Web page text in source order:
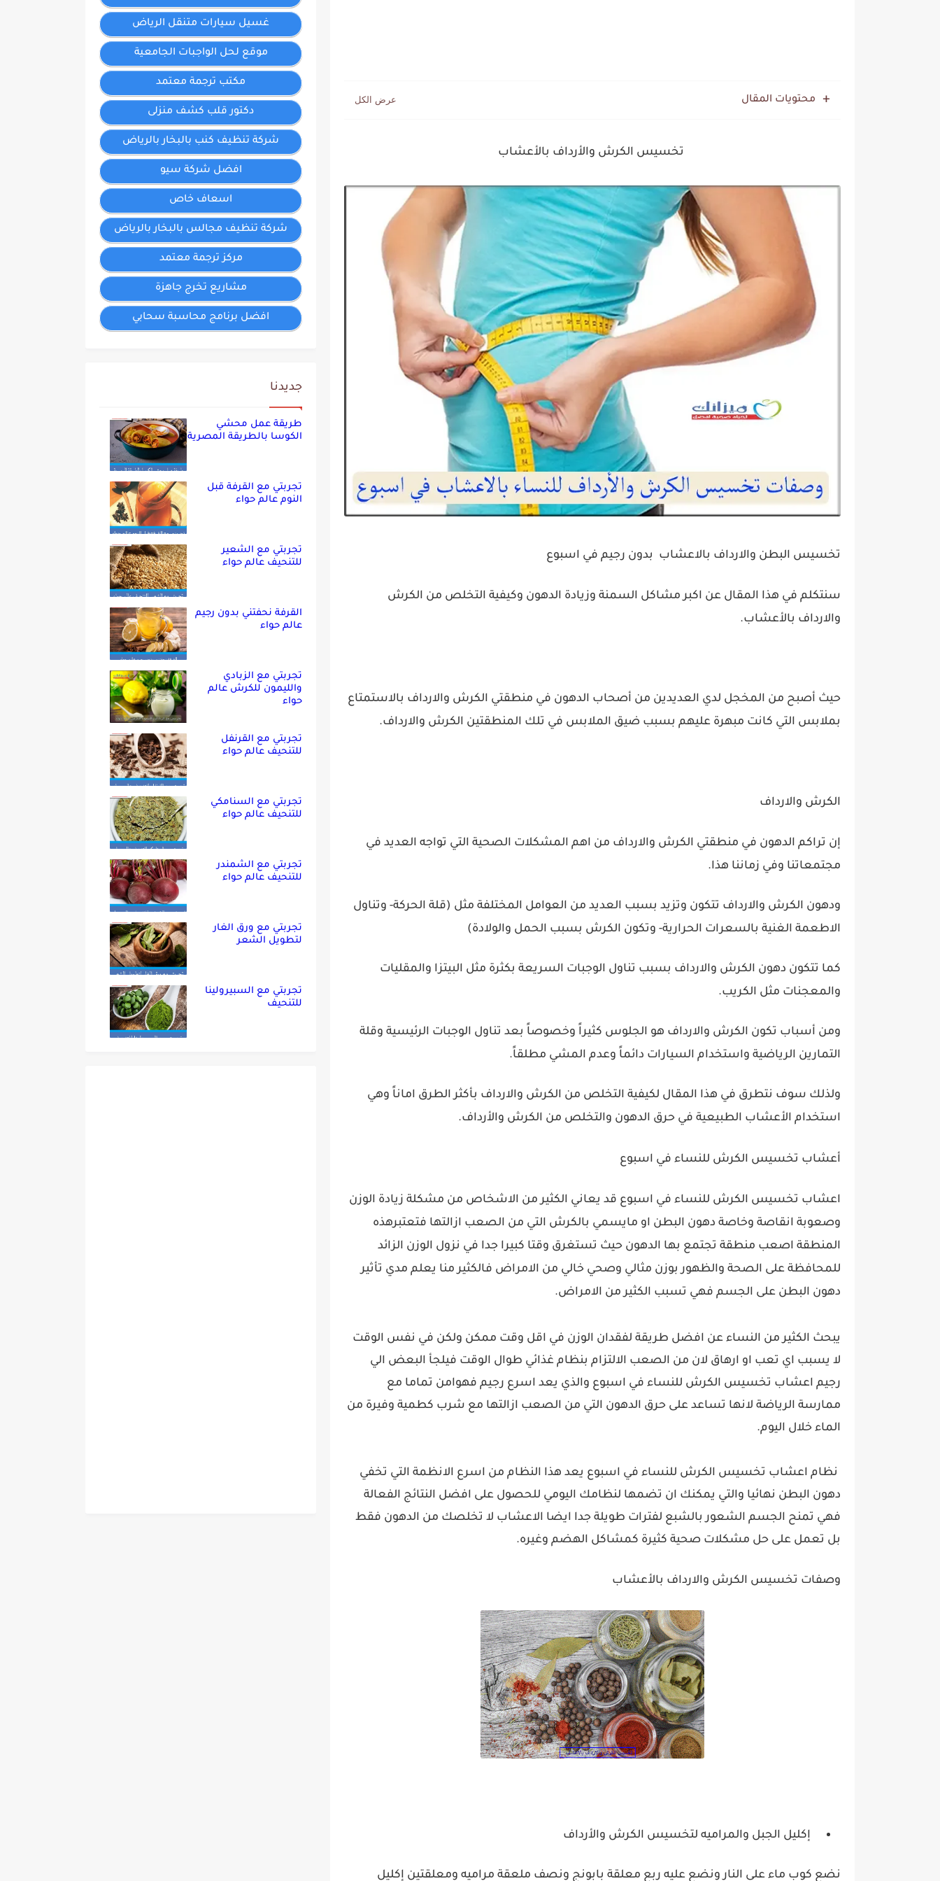
محتويات المقال
تخسيس الكرش والأرداف بالأعشاب
تخسيس البطن والارداف بالاعشاب بدون رجيم في اسبوع
سنتكلم في هذا المقال عن اكبر مشاكل السمنة وزيادة الدهون وكيفية التخلص من الكرش
والارداف بالأعشاب.
حيث أصبح من المخجل لدي العديدين من أصحاب الدهون في منطقتي الكرش والارداف بالاستمتاع
بملابس التي كانت مبهرة عليهم بسبب ضيق الملابس في تلك المنطقتين الكرش والارداف.
الكرش والارداف
إن تراكم الدهون في منطقتي الكرش والارداف من اهم المشكلات الصحية التي تواجه العديد في
مجتمعاتنا وفي زماننا هذا.
ودهون الكرش والارداف تتكون وتزيد بسبب العديد من العوامل المختلفة مثل (قلة الحركة- وتناول
الاطعمة الغنية بالسعرات الحرارية- وتكون الكرش بسبب الحمل والولادة)
كما تتكون دهون الكرش والارداف بسبب تناول الوجبات السريعة بكثرة مثل البيتزا والمقليات
والمعجنات مثل الكريب.
ومن أسباب تكون الكرش والارداف هو الجلوس كثيراً وخصوصاً بعد تناول الوجبات الرئيسية وقلة
التمارين الرياضية واستخدام السيارات دائماً وعدم المشي مطلقاً.
ولذلك سوف نتطرق في هذا المقال لكيفية التخلص من الكرش والارداف بأكثر الطرق اماناً وهي
استخدام الأعشاب الطبيعية في حرق الدهون والتخلص من الكرش والأرداف.
أعشاب تخسيس الكرش للنساء في اسبوع
اعشاب تخسيس الكرش للنساء في اسبوع قد يعاني الكثير من الاشخاص من مشكلة زيادة الوزن
وصعوبة انقاصة وخاصة دهون البطن او مايسمي بالكرش التي من الصعب ازالتها فتعتبرهذه
المنطقة اصعب منطقة تجتمع بها الدهون حيث تستغرق وقتا كبيرا جدا في نزول الوزن الزائد
للمحافظة على الصحة والظهور بوزن مثالي وصحي خالي من الامراض فالكثير منا يعلم مدي تأثير
دهون البطن على الجسم فهي تسبب الكثير من الامراض.
يبحث الكثير من النساء عن افضل طريقة لفقدان الوزن في اقل وقت ممكن ولكن في نفس الوقت
لا يسبب اي تعب او ارهاق لان من الصعب الالتزام بنظام غذائي طوال الوقت فيلجأ البعض الي
رجيم اعشاب تخسيس الكرش للنساء في اسبوع والذي يعد اسرع رجيم فهوامن تماما مع
ممارسة الرياضة لانها تساعد على حرق الدهون التي من الصعب ازالتها مع شرب كطمية وفيرة من
الماء خلال اليوم.
نظام اعشاب تخسيس الكرش للنساء في اسبوع يعد هذا النظام من اسرع الانظمة التي تخفي
دهون البطن نهائيا والتي يمكنك ان تضمها لنظامك اليومي للحصول على افضل النتائج الفعالة
فهي تمنح الجسم الشعور بالشبع لفترات طويلة جدا ايضا الاعشاب لا تخلصك من الدهون فقط
بل تعمل على حل مشكلات صحية كثيرة كمشاكل الهضم وغيره.
وصفات تخسيس الكرش والارداف بالأعشاب
إكليل الجبل والمراميه لتخسيس الكرش والأرداف
نضع كوب ماء على النار ونضع عليه ربع معلقة بابونج ونصف ملعقة مراميه ومعلقتين إكليل
غسيل سيارات متنقل الرياض
موقع لحل الواجبات الجامعية
مكتب ترجمة معتمد
دكتور قلب كشف منزلى
شركة تنظيف كنب بالبخار بالرياض
افضل شركة سيو
اسعاف خاص
شركة تنظيف مجالس بالبخار بالرياض
مركز ترجمة معتمد
مشاريع تخرج جاهزة
افضل برنامج محاسبة سحابي
جديدنا
طريقة عمل محشي
الكوسا بالطريقة المصرية
تجربتي مع القرفة قبل
النوم عالم حواء
تجربتي مع الشعير
للتنحيف عالم حواء
القرفة نحفتني بدون رجيم
عالم حواء
تجربتي مع الزبادي
والليمون للكرش عالم
حواء
تجربتي مع القرنفل
للتنحيف عالم حواء
تجربتي مع السنامكي
للتنحيف عالم حواء
تجربتي مع الشمندر
للتنحيف عالم حواء
تجربتي مع ورق الغار
لتطويل الشعر
تجربتي مع السبيرولينا
للتنحيف